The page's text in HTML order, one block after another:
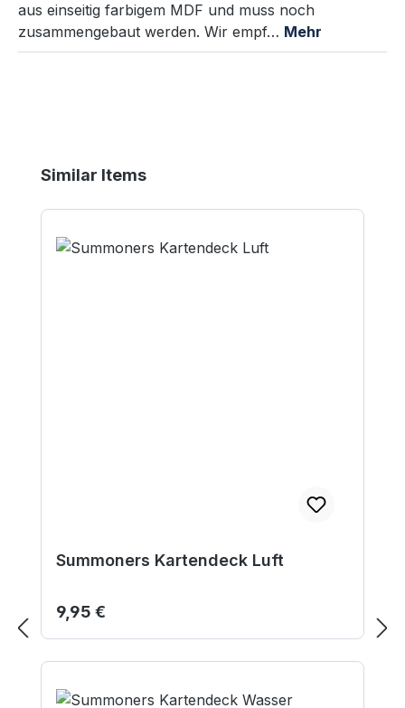
aus einseitig farbigem MDF und muss noch
zusammengebaut werden. Wir empf… Mehr
Produktgalerie überspringen
Similar Items
Summoners Kartendeck Luft
Regulärer Preis:
9,95 €